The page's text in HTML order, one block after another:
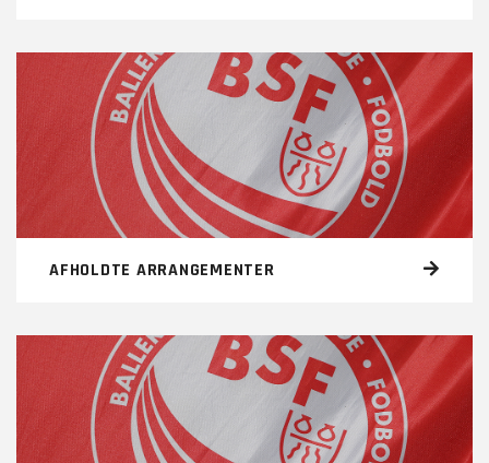
AFHOLDTE ARRANGEMENTER